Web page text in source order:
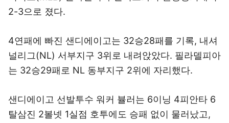
2-3으로 졌다.
4연패에 빠진 샌디에이고는 32승28패를 기록, 내셔
널리그(NL) 서부지구 3위로 내려앉았다. 필라델피아
는 32승29패로 NL 동부지구 2위에 자리했다.
샌디에이고 선발투수 워커 뷸러는 6이닝 4피안타 6
탈삼진 2볼넷 1실점 호투에도 승패 없이 물러났고,